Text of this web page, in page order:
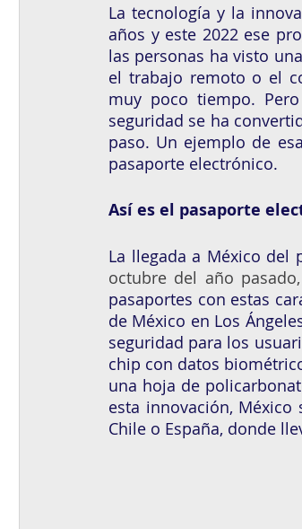
La tecnología y la
años y este 2022 ese
las personas ha visto
el trabajo remoto o el
muy poco tiempo.
seguridad se ha
paso. Un ejemplo de
pasaporte electrónico.
Así es el pasaporte
La llegada a México del
octubre del año pasado,
pasaportes con estas
de México en Los
seguridad para los
chip con datos
una hoja de
esta innovación, México
Chile o España, donde